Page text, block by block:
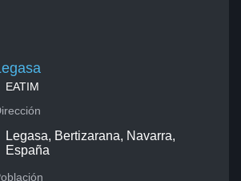
EATIM
Legasa, Bertizarana, Navarra,
España